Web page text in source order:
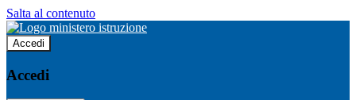
Salta al contenuto
Accedi
Accedi